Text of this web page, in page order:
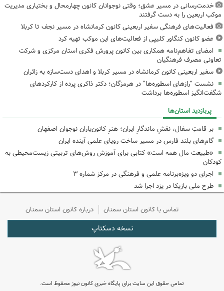
خدمت‌رسانی در مسیر عشق؛ وقتی نوجوانان کانون چهارمحال و بختیاری مدیریت
موکب اربعین را به دست گرفتند
فعالیت‌های فرهنگی سفیر اربعینی کانون کرمانشاه در مسیر نجف تا کربلا
عضو کانون کنگاور کلیپی از فعالیت‌های این موکب تهیه کرد
امضای تفاهم‌نامه همکاری بین کانون پرورش فکری استان مرکزی و شرکت
تعاونی مصرف فرهنگیان
سفیر اربعینی کانون کرمانشاه در مسیر کربلا و اهدای دست‌سازه به زائران
نشست “رازهای اسطوره‌ها” در هرمزگان؛ دکتر ذاکری پرده از کارکردهای
شگفت‌انگیز اسطوره‌ها برداشت
پربازدید استان‌ها
بر قامتِ سفال، نقشِ ماندگارِ ایران؛ هنرِ کانون‌یاران نوجوان اصفهان
گام‌های بلند فارس در مسیر ساخت رویای علمی آینده ایران
«طبیعت مال همه است» کتابی برای آموزش روش‌های تربیتی زیست‌محیطی به
کودکان
اجرای دو ویژه‌برنامه علمی و فرهنگی در مرکز شماره ۳
طرح ملی بازیکا در یزد اجرا شد
تماس با کانون استان سمنان درباره کانون استان سمنان
نسخه دسکتاپ
تمامی حقوق این سایت برای پایگاه خبری کانون نیوز محفوظ است.